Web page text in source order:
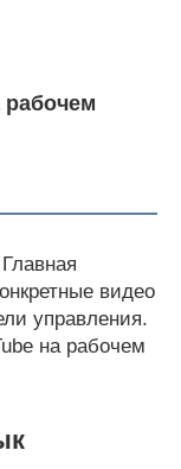
рабочем
видео
управления.
на рабочем